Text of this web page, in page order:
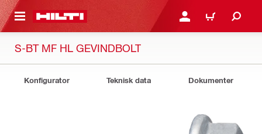
HOVEDINDHOLD LOG IND ELLER
INDKØBSKURV
S-BT MF HL GEVINDBOLT
Konfigurator Teknisk data Dokumenter